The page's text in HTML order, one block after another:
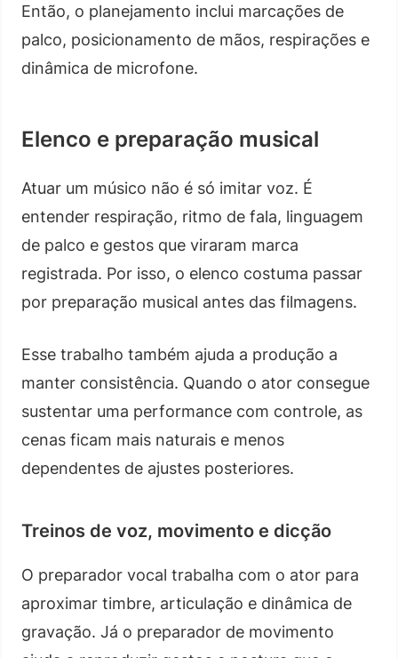
Então, o planejamento inclui marcações de
palco, posicionamento de mãos, respirações e
dinâmica de microfone.
Elenco e preparação musical
Atuar um músico não é só imitar voz. É
entender respiração, ritmo de fala, linguagem
de palco e gestos que viraram marca
registrada. Por isso, o elenco costuma passar
por preparação musical antes das filmagens.
Esse trabalho também ajuda a produção a
manter consistência. Quando o ator consegue
sustentar uma performance com controle, as
cenas ficam mais naturais e menos
dependentes de ajustes posteriores.
Treinos de voz, movimento e dicção
O preparador vocal trabalha com o ator para
aproximar timbre, articulação e dinâmica de
gravação. Já o preparador de movimento